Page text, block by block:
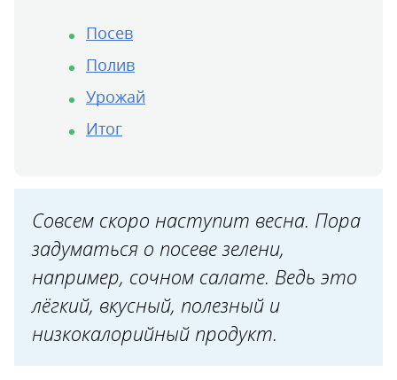
Посев
Полив
Урожай
Итог
Совсем скоро наступит весна. Пора
задуматься о посеве зелени,
например, сочном салате. Ведь это
лёгкий, вкусный, полезный и
низкокалорийный продукт.